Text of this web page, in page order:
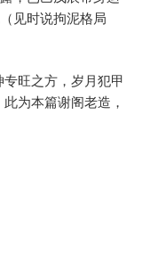
见时说拘泥格局
专旺之方，岁月犯甲
为本篇谢阁老造，